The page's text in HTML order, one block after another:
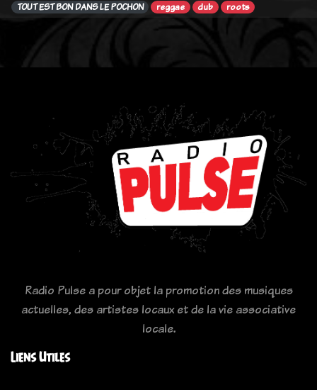
TOUT EST BON DANS LE POCHON reggae dub roots
Radio Pulse a pour objet la promotion des musiques
actuelles, des artistes locaux et de la vie associative
locale.
Liens Utiles